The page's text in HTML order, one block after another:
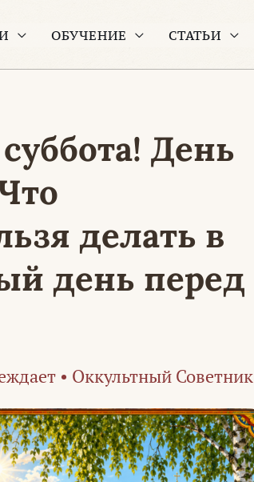
ОБУЧЕНИЕ СТАТЬИ
День
делать в
день перед
• Оккультный Советник